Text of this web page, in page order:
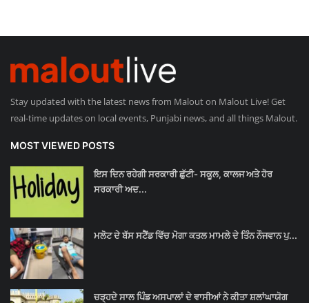
Stay updated with the latest news from Malout on Malout Live! Get
real-time updates on local events, Punjabi news, and all things Malout.
MOST VIEWED POSTS
ਇਸ ਦਿਨ ਰਹੇਗੀ ਸਰਕਾਰੀ ਛੁੱਟੀ- ਸਕੂਲ, ਕਾਲਜ ਅਤੇ ਹੋਰ
ਸਰਕਾਰੀ ਅਦ...
ਮਲੋਟ ਦੇ ਬੱਸ ਸਟੈਂਡ ਵਿੱਚ ਮੋਗਾ ਕਤਲ ਮਾਮਲੇ ਦੇ ਤਿੰਨ ਨੌਜਵਾਨ ਪੁ...
ਚੜ੍ਹਦੇ ਸਾਲ ਪਿੰਡ ਅਸਪਾਲਾਂ ਦੇ ਵਾਸੀਆਂ ਨੇ ਕੀਤਾ ਸ਼ਲਾਂਘਾਯੋਗ